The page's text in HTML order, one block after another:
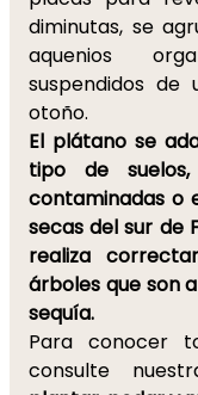
diminutas, se
aquenios
suspendidos de
otoño.
El plátano se
tipo de
contaminadas o
secas del sur de
realiza
árboles que son
sequía.
Para conocer
consulte